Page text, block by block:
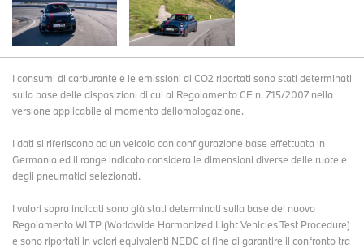
I consumi di carburante e le emissioni di CO2 riportati sono stati determinati
sulla base delle disposizioni di cui al Regolamento CE n. 715/2007 nella
versione applicabile al momento dellomologazione.
I dati si riferiscono ad un veicolo con configurazione base effettuata in
Germania ed il range indicato considera le dimensioni diverse delle ruote e
degli pneumatici selezionati.
I valori sopra indicati sono già stati determinati sulla base del nuovo
Regolamento WLTP (Worldwide Harmonized Light Vehicles Test Procedure)
e sono riportati in valori equivalenti NEDC al fine di garantire il confronto tra